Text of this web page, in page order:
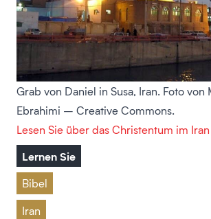
Grab von Daniel in Susa, Iran. Foto von
Ebrahimi – Creative Commons.
Lesen Sie über das Christentum im
Lernen Sie
Bibel
Iran